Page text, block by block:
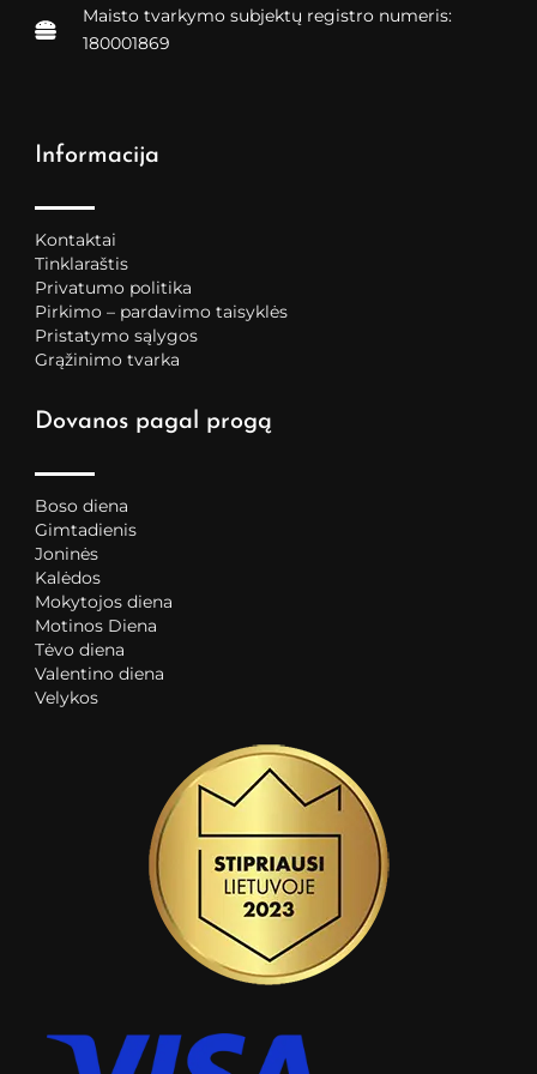
Maisto tvarkymo subjektų registro numeris:
180001869
Informacija
Kontaktai
Tinklaraštis
Privatumo politika
Pirkimo – pardavimo taisyklės
Pristatymo sąlygos
Grąžinimo tvarka
Dovanos pagal progą
Boso diena
Gimtadienis
Joninės
Kalėdos
Mokytojos diena
Motinos Diena
Tėvo diena
Valentino diena
Velykos